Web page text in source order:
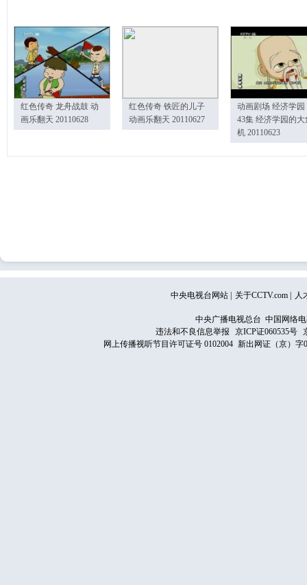
红色传奇 龙舟战鼓 动
画乐翻天 20110628
红色传奇 铁匠的儿子
动画乐翻天 20110627
动画剧场 经济学园
43集 经济学园的大
机 20110623
中央电视台网站 关于CCTV.com 人
中央广播电视总台 中国网络
违法和不良信息举报
京ICP证060535号
网上传播视听节目许可证号 0102004 新出网证（京）